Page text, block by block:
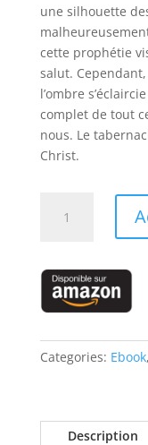
une silhouette
cette prophétie
salut. Cependant,
l’ombre
complet de tout
nous. Le
Christ.
PROTOCOLE
LA
GLOIRE
DIEU
quantity
Categories: Ebook,
Description